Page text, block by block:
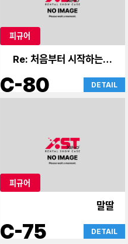
피규어
Re: 처음부터 시작하는 이
세계 생활
C-80 DETAIL
피규어
말딸
C-75 DETAIL